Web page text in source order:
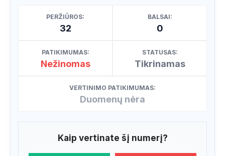
PERŽIŪROS:
32
BALSAI:
0
PATIKIMUMAS:
Nežinomas
STATUSAS:
Tikrinamas
VERTINIMO PATIKIMUMAS:
Duomenų nėra
Kaip vertinate šį numerį?